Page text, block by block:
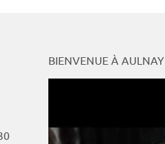
BIENVENUE À AULNAY